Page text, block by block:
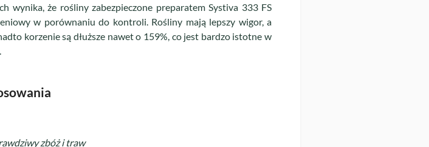
wynika, że rośliny zabezpieczone preparatem Systiva 333 FS
w porównaniu do kontroli. Rośliny mają lepszy wigor, a
korzenie są dłuższe nawet o 159%, co jest bardzo istotne w
zbóż i traw